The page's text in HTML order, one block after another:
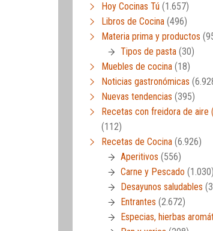
Hoy Cocinas Tú (1.657)
Libros de Cocina (496)
Materia prima y productos
Tipos de pasta (30)
Muebles de cocina (18)
Noticias gastronómicas
Nuevas tendencias (395)
Recetas con freidora de aire
(112)
Recetas de Cocina (6.926)
Aperitivos (556)
Carne y Pescado (1.030)
Desayunos saludables
Entrantes (2.672)
Especias, hierbas